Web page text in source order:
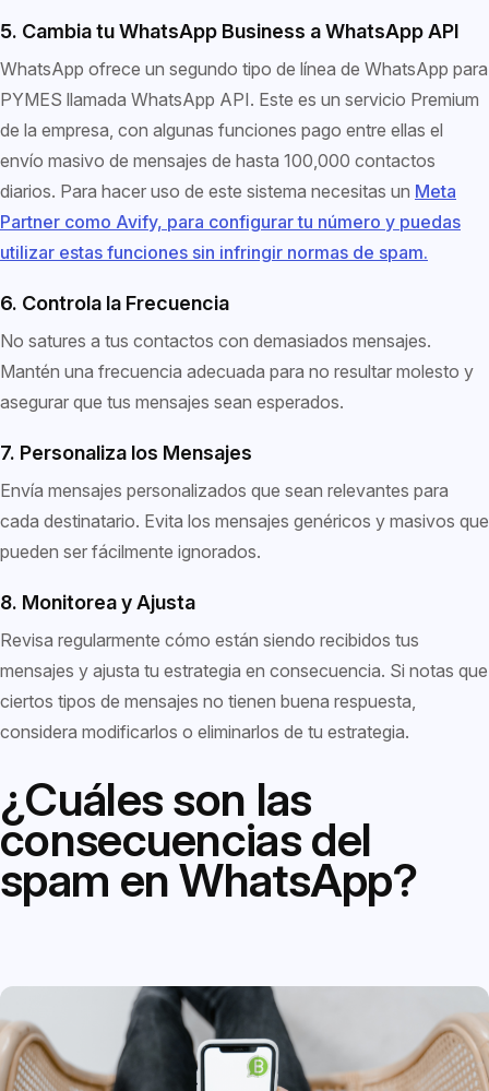
5. Cambia tu WhatsApp Business a WhatsApp API
WhatsApp ofrece un segundo tipo de línea de WhatsApp para
PYMES llamada WhatsApp API. Este es un servicio Premium
de la empresa, con algunas funciones pago entre ellas el
envío masivo de mensajes de hasta 100,000 contactos
diarios. Para hacer uso de este sistema necesitas un Meta
Partner como Avify, para configurar tu número y puedas
utilizar estas funciones sin infringir normas de spam.
6. Controla la Frecuencia
No satures a tus contactos con demasiados mensajes.
Mantén una frecuencia adecuada para no resultar molesto y
asegurar que tus mensajes sean esperados.
7. Personaliza los Mensajes
Envía mensajes personalizados que sean relevantes para
cada destinatario. Evita los mensajes genéricos y masivos que
pueden ser fácilmente ignorados.
8. Monitorea y Ajusta
Revisa regularmente cómo están siendo recibidos tus
mensajes y ajusta tu estrategia en consecuencia. Si notas que
ciertos tipos de mensajes no tienen buena respuesta,
considera modificarlos o eliminarlos de tu estrategia.
¿Cuáles son las
consecuencias del
spam en WhatsApp?